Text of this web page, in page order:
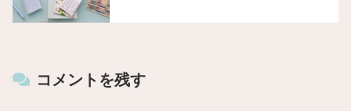
コメントを残す